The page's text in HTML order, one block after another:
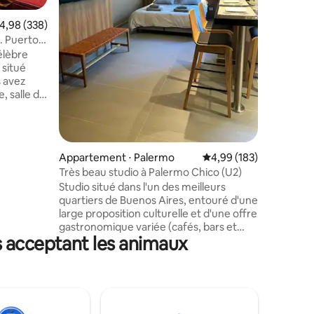
: 4,92 sur 5
moyenne sur la base de 338 commentaires : 4,98 sur 5
4,98 (338)
Puerto
situé
avez
salle de
Appartement ⋅ Palermo Évaluation moyenne
4,99 (183)
Très beau studio à Palermo Chico (U2)
Studio situé dans l'un des meilleurs
quartiers de Buenos Aires, entouré d'une
large proposition culturelle et d'une offre
gastronomique variée (cafés, bars et
restaurants). L'appartement est situé à
un pâté de maisons du jardin botanique,
les animaux